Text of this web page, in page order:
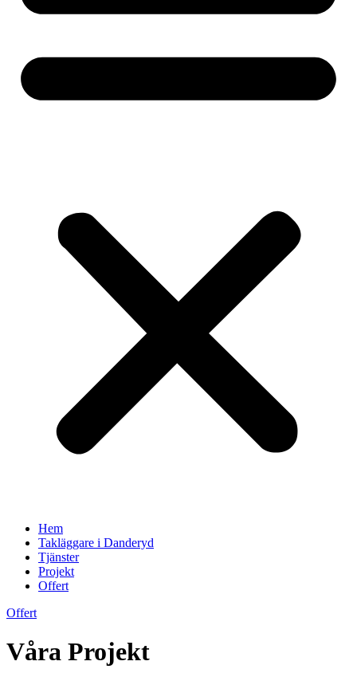
Hem
Takläggare i Danderyd
Tjänster
Projekt
Offert
Offert
Våra Projekt